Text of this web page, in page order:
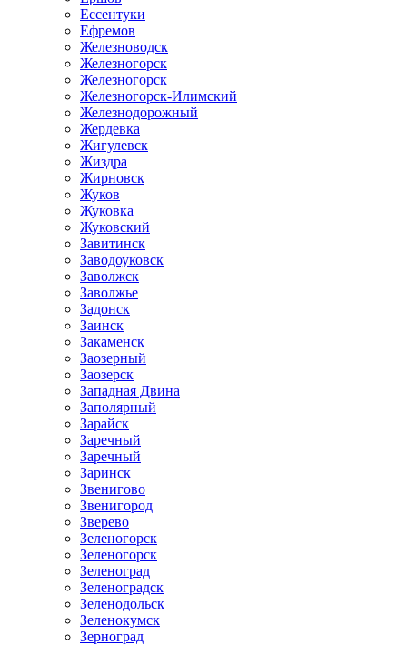
Ессентуки
Ефремов
Железноводск
Железногорск
Железногорск
Железногорск-Илимский
Железнодорожный
Жердевка
Жигулевск
Жиздра
Жирновск
Жуков
Жуковка
Жуковский
Завитинск
Заводоуковск
Заволжск
Заволжье
Задонск
Заинск
Закаменск
Заозерный
Заозерск
Западная Двина
Заполярный
Зарайск
Заречный
Заречный
Заринск
Звенигово
Звенигород
Зверево
Зеленогорск
Зеленогорск
Зеленоград
Зеленоградск
Зеленодольск
Зеленокумск
Зерноград